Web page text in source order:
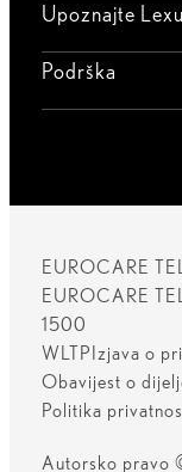
Upoznajte
Podrška
EUROCARE
EUROCARE
1500
WLTP Izjava o
Obavijest o
Politika
Autorsko pravo